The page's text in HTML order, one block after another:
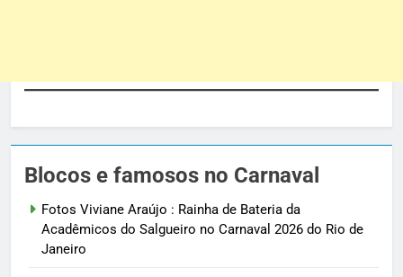
Blocos e famosos no Carnaval
Fotos Viviane Araújo : Rainha de Bateria da
Acadêmicos do Salgueiro no Carnaval 2026 do Rio de
Janeiro